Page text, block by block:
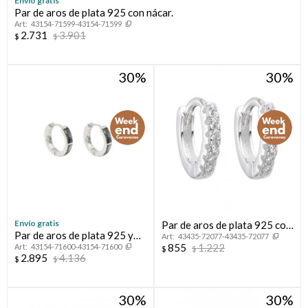
Par de aros de plata 925 con nácar.
43154-71599-43154-71599
$ 2.731 $3.901
30
Envío gratis
Par de aros de plata 925 y
abalón.43154-71600-43154-71600
$ 2.895 $4.136
30
Par de aros de plata 925 con
circonias.
43435-72077-43435-72077
$ 855 $1.222
30 30
Después, hasta en 12
Comprá en 3 cuotas sin recargo o hasta en 12
cuotas * ¡Solo con tu cédula!
* sujeto aprobación crediticia.
Cédula de identidad
Estás calificado para comprar usando Pago